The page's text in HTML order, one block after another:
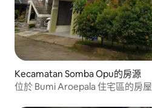
Kecamatan Somba Opu的房源
位於 Bumi Aroepala 住宅區的房屋